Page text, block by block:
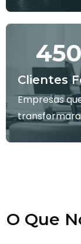
Clientes
450
Empresas
O Que